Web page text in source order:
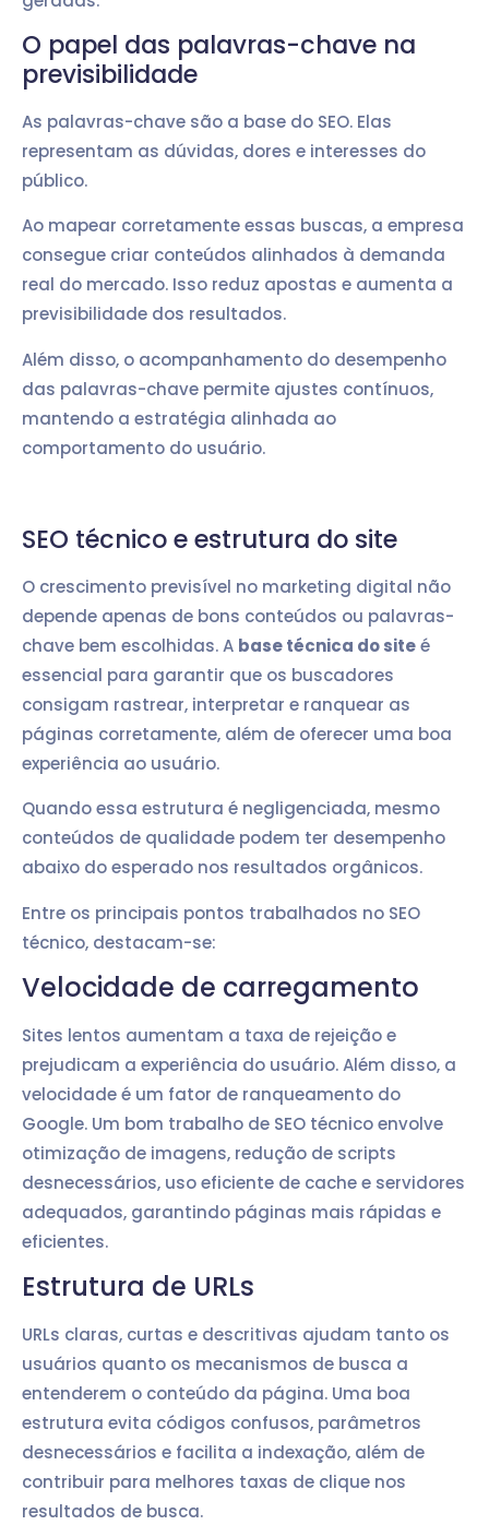
O papel das palavras-chave na
previsibilidade
As palavras-chave são a base do SEO. Elas
representam as dúvidas, dores e interesses do
público.
Ao mapear corretamente essas buscas, a empresa
consegue criar conteúdos alinhados à demanda
real do mercado. Isso reduz apostas e aumenta a
previsibilidade dos resultados.
Além disso, o acompanhamento do desempenho
das palavras-chave permite ajustes contínuos,
mantendo a estratégia alinhada ao
comportamento do usuário.
SEO técnico e estrutura do site
O crescimento previsível no marketing digital não
depende apenas de bons conteúdos ou palavras-
chave bem escolhidas. A base técnica do siteé
essencial para garantir que os buscadores
consigam rastrear, interpretar e ranquear as
páginas corretamente, além de oferecer uma boa
experiência ao usuário.
Quando essa estrutura é negligenciada, mesmo
conteúdos de qualidade podem ter desempenho
abaixo do esperado nos resultados orgânicos.
Entre os principais pontos trabalhados no SEO
técnico, destacam-se:
Velocidade de carregamento
Sites lentos aumentam a taxa de rejeição e
prejudicam a experiência do usuário. Além disso, a
velocidade é um fator de ranqueamento do
Google. Um bom trabalho de SEO técnico envolve
otimização de imagens, redução de scripts
desnecessários, uso eficiente de cache e servidores
adequados, garantindo páginas mais rápidas e
eficientes.
Estrutura de URLs
URLs claras, curtas e descritivas ajudam tanto os
usuários quanto os mecanismos de busca a
entenderem o conteúdo da página. Uma boa
estrutura evita códigos confusos, parâmetros
desnecessários e facilita a indexação, além de
contribuir para melhores taxas de clique nos
resultados de busca.